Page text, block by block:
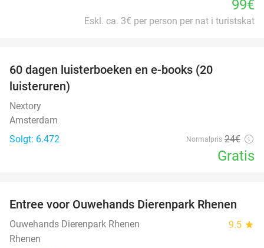
99€
Eskl. ca. 3€ per person per nat i turistskat
60 dagen luisterboeken en e-books (20
luisteruren)
Nextory
Amsterdam
Solgt: 6.472
Normalpris 24€
Gratis
19%
Entree voor Ouwehands Dierenpark Rhenen
Ouwehands Dierenpark Rhenen 9.5 star
Rhenen